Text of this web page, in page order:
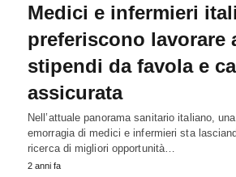
Medici e infermieri
preferiscono lavorare
stipendi da favola e
assicurata
Nell’attuale panorama sanitario italiano,
emorragia di medici e infermieri sta
ricerca di migliori opportunità…
2 anni fa